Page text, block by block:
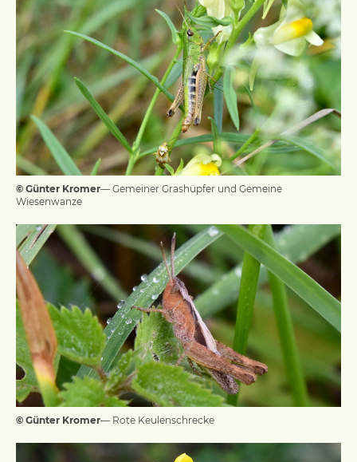
© Günter Kromer— Gemeiner Grashüpfer und Gemeine
Wiesenwanze
© Günter Kromer— Rote Keulenschrecke